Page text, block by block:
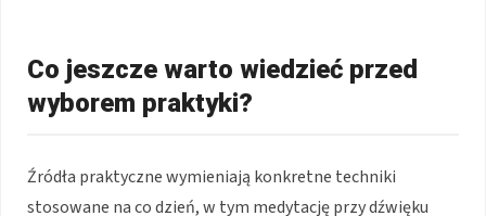
Co jeszcze warto wiedzieć przed
wyborem praktyki?
Źródła praktyczne wymieniają konkretne techniki
stosowane na co dzień, w tym medytację przy dźwięku